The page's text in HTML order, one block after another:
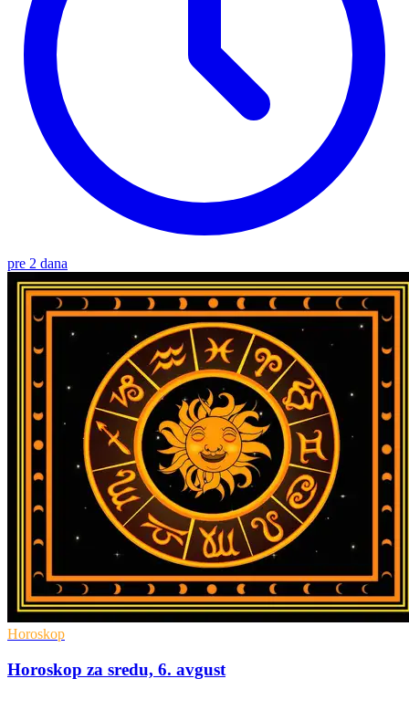
pre 2 dana
Horoskop
Horoskop za sredu, 6. avgust